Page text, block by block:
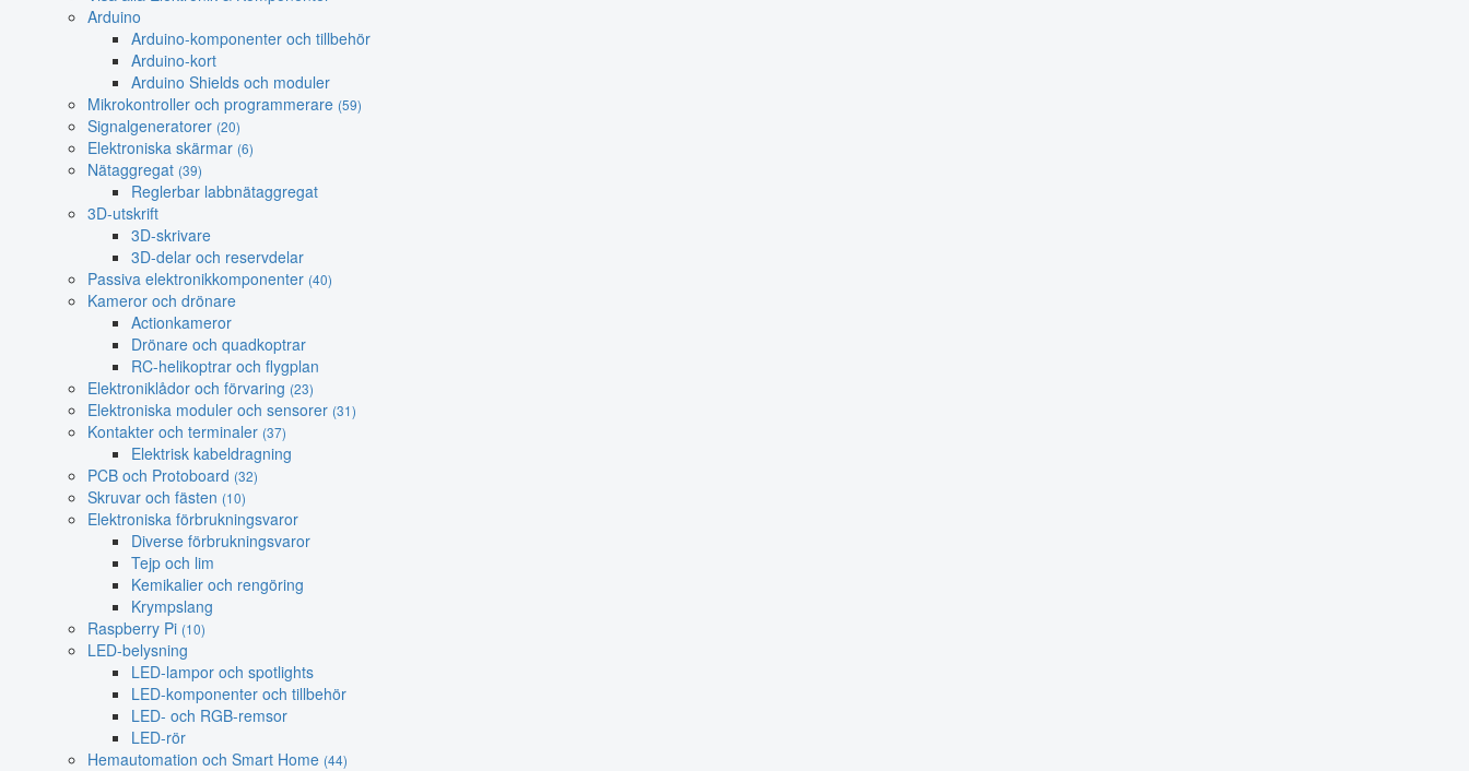
Arduino
Arduino-komponenter och tillbehör
Arduino-kort
Arduino Shields och moduler
Mikrokontroller och programmerare (59)
Signalgeneratorer (20)
Elektroniska skärmar (6)
Nätaggregat (39)
Reglerbar labbnätaggregat
3D-utskrift
3D-skrivare
3D-delar och reservdelar
Passiva elektronikkomponenter (40)
Kameror och drönare
Actionkameror
Drönare och quadkoptrar
RC-helikoptrar och flygplan
Elektroniklådor och förvaring (23)
Elektroniska moduler och sensorer (31)
Kontakter och terminaler (37)
Elektrisk kabeldragning
PCB och Protoboard (32)
Skruvar och fästen (10)
Elektroniska förbrukningsvaror
Diverse förbrukningsvaror
Tejp och lim
Kemikalier och rengöring
Krympslang
Raspberry Pi (10)
LED-belysning
LED-lampor och spotlights
LED-komponenter och tillbehör
LED- och RGB-remsor
LED-rör
Hemautomation och Smart Home (44)